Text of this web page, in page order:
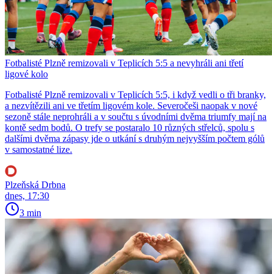
Fotbalisté Plzně remizovali v Teplicích 5:5 a nevyhráli ani třetí
ligové kolo
Fotbalisté Plzně remizovali v Teplicích 5:5, i když vedli o tři branky,
a nezvítězili ani ve třetím ligovém kole. Severočeši naopak v nové
sezoně stále neprohráli a v součtu s úvodními dvěma triumfy mají na
kontě sedm bodů. O trefy se postaralo 10 různých střelců, spolu s
dalšími dvěma zápasy jde o utkání s druhým nejvyšším počtem gólů
v samostatné lize.
Plzeňská Drbna
dnes, 17:30
3 min